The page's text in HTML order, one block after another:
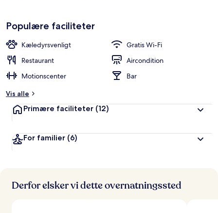
Populære faciliteter
Kæledyrsvenligt
Gratis Wi-Fi
Restaurant
Aircondition
Motionscenter
Bar
Vis alle
Primære faciliteter (12)
For familier (6)
Derfor elsker vi dette overnatningssted